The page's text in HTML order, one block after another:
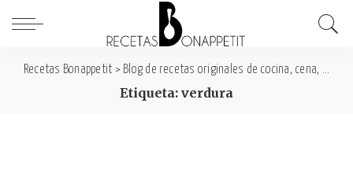
Recetas Bonappetit > Blog de recetas originales de cocina, cena, comida y desayuno
Etiqueta: verdura